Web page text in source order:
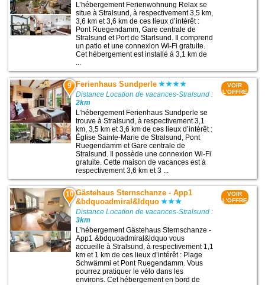
L’hébergement Ferienwohnung Relax se
situe à Stralsund, à respectivement 3,5 km,
3,6 km et 3,6 km de ces lieux d’intérêt :
Pont Ruegendamm, Gare centrale de
Stralsund et Port de Starlsund. Il comprend
un patio et une connexion Wi-Fi gratuite.
Cet hébergement est installé à 3,1 km de
...
9 Ferienhaus Sundperle
Distance Location de vacances-Stralsund :
2km
L’hébergement Ferienhaus Sundperle se
trouve à Stralsund, à respectivement 3,1
km, 3,5 km et 3,6 km de ces lieux d’intérêt :
Église Sainte-Marie de Stralsund, Pont
Ruegendamm et Gare centrale de
Stralsund. Il possède une connexion Wi-Fi
gratuite. Cette maison de vacances est à
respectivement 3,6 km et 3 ...
VOIR
L'OFFRE
10 Gästehaus Sternschanze - App1
&bdquoadmiral&ldquo
Distance Location de vacances-Stralsund :
3km
L’hébergement Gästehaus Sternschanze -
App1 &bdquoadmiral&ldquo vous
accueille à Stralsund, à respectivement 1,1
km et 1 km de ces lieux d’intérêt : Plage
Schwämmi et Pont Ruegendamm. Vous
pourrez pratiquer le vélo dans les
environs. Cet hébergement en bord de
VOIR
L'OFFRE